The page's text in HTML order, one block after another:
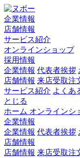
企業情報
店舗情報
サービス紹介
オンラインショップ
採用情報
企業情報 代表者挨拶
店舗情報 来店受取注
サービス紹介 よくあ
とじる
ホーム オンラインシ
企業情報
企業情報 代表者挨拶
店舗情報
店舗情報 来店受取注